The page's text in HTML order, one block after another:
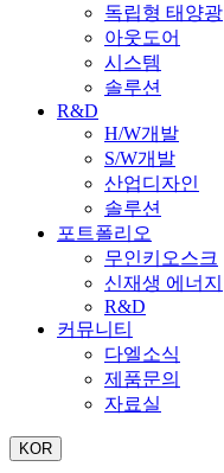
독립형 태양광
아웃도어
시스템
솔루션
R&D
H/W개발
S/W개발
산업디자인
솔루션
포트폴리오
무인키오스크
신재생 에너지
R&D
커뮤니티
다엘소식
제품문의
자료실
KOR